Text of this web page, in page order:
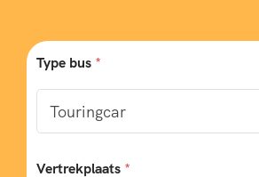
Type bus *
Vertrekplaats *